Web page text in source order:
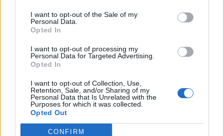
I want to opt-out of the Sale of my
Personal Data.
Opted In
I want to opt-out of processing my
Personal Data for Targeted Advertising.
Opted In
I want to opt-out of Collection, Use,
Retention, Sale, and/or Sharing of my
Personal Data that Is Unrelated with the
Purposes for which it was collected.
Opted Out
CONFIRM
Il materiale (testo, foto e video) consultabile in questo portale è di nostra proprietà.
Alcune foto (screenshot) ed articoli presenti su "Calciomercato Magazine" sono in parte
giunti da internet, in quanto arrivati alla nostra attenzione attraverso regolari
contrario alla pubblicazione, non avranno che da segnalarlo alla redazione (indirizzo
redazione@napolimagazine.com), che provvederà prontamente alla rimozione.
"Calciomercato Magazine" non è una testata giornalistica, ma un sito di informazione di
proprietà di Napoli Magazine.